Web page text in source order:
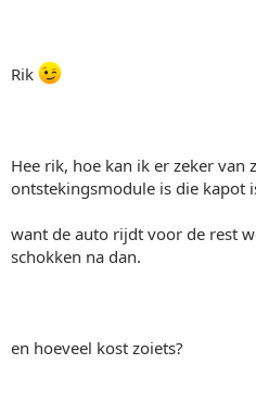
Rik
Hee rik, hoe kan ik er zeker van
ontstekingsmodule is die kapot
want de auto rijdt voor de rest
schokken na dan.
en hoeveel kost zoiets?